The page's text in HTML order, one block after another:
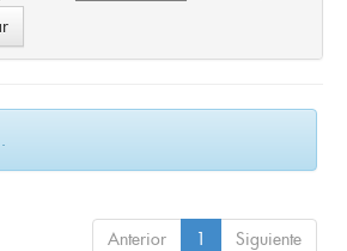
Anterior 1 Siguiente